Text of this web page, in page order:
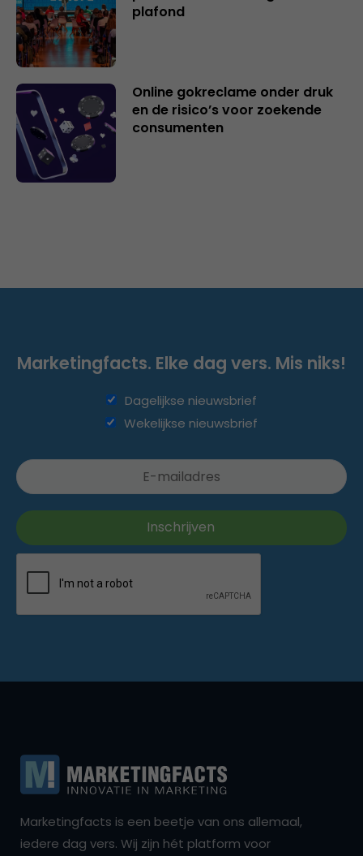
plafond
Online gokreclame onder druk
en de risico’s voor zoekende
consumenten
Marketingfacts. Elke dag vers. Mis niks!
Dagelijkse nieuwsbrief
Wekelijkse nieuwsbrief
Marketingfacts is een beetje van ons allemaal,
iedere dag vers. Wij zijn hét platform voor